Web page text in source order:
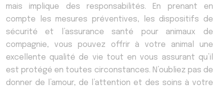
mais implique des responsabilités. En prenant en
compte les mesures préventives, les dispositifs de
sécurité et l’assurance santé pour animaux de
compagnie, vous pouvez offrir à votre animal une
excellente qualité de vie tout en vous assurant qu’il
est protégé en toutes circonstances. N’oubliez pas de
donner de l’amour, de l’attention et des soins à votre